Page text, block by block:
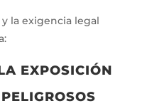
la exigencia legal
EXPOSICIÓN